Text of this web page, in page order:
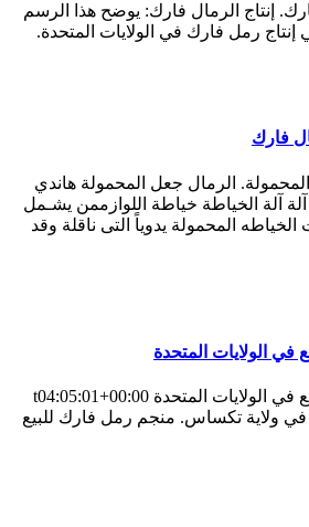
إنتاج الرمال فارك: يوضح هذا الرسم
إنتاج رمل فارك في الولايات المتحدة.
فارك
الرمال جعل المحمولة هاندي
آلة الخياطة خياطة اللوازممن يشـمل
الخياطه المحمولة يدوياً التى ناقلة وقد
الولايات المتحدة
شركات الرمال فارك للبيع في الولايات المتحدة t04:05:01+00:00
في ولاية تكساس. منجم رمل فارك للبيع